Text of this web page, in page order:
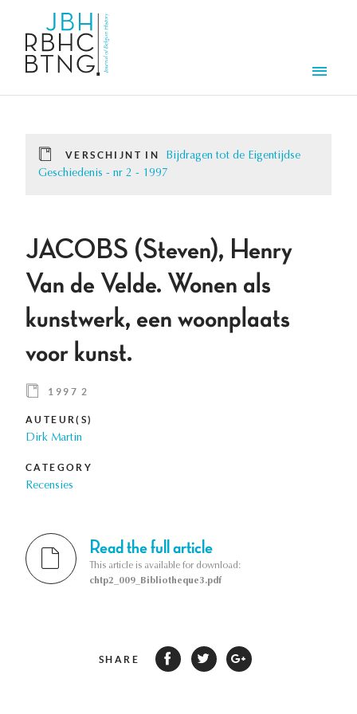
VERSCHIJNT IN
Bijdragen tot de Eigentijdse
Geschiedenis - nr 2 - 1997
JACOBS (Steven), Henry
Van de Velde. Wonen als
kunstwerk, een woonplaats
voor kunst.
1997 2
AUTEUR(S)
Dirk Martin
CATEGORY
Recensies
Read the full article
This article is available for download:
chtp2_009_Bibliotheque3.pdf
SHARE